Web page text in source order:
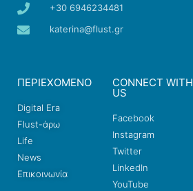
+30 6946234481
katerina@flust.gr
ΠΕΡΙΕΧΟΜΕΝΟ
Digital Era
Flust-άρω
Life
News
Επικοινωνία
CONNECT WITH
US
Facebook
Instagram
Twitter
LinkedIn
YouTube